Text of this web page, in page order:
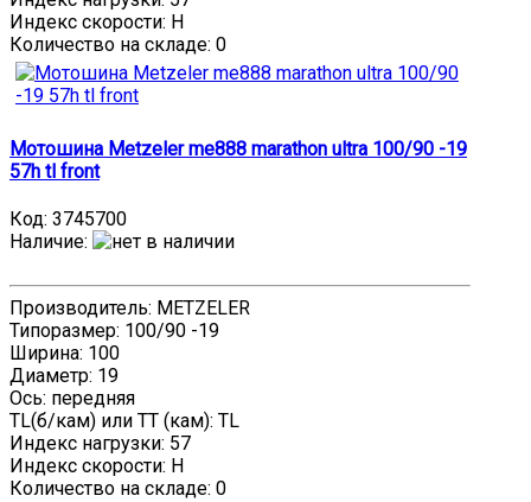
Индекс скорости: H
Количество на складе: 0
Мотошина Metzeler me888 marathon ultra 100/90 -19
57h tl front
Код: 3745700
Наличие:
Производитель: METZELER
Типоразмер: 100/90 -19
Ширина: 100
Диаметр: 19
Ось: передняя
TL(б/кам) или TT (кам): TL
Индекс нагрузки: 57
Индекс скорости: H
Количество на складе: 0